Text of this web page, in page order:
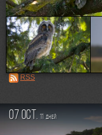
RSS
07 oct. 11 дней